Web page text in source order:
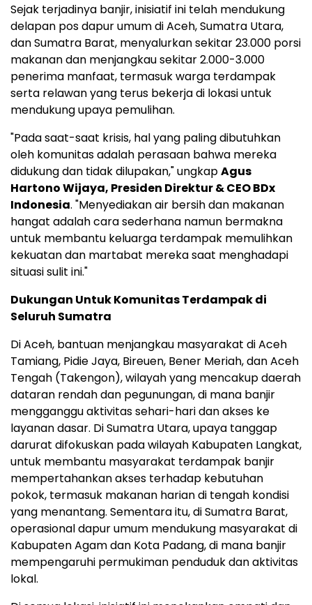
Sejak terjadinya banjir, inisiatif ini telah mendukung
delapan pos dapur umum di Aceh, Sumatra Utara,
dan Sumatra Barat, menyalurkan sekitar 23.000 porsi
makanan dan menjangkau sekitar 2.000-3.000
penerima manfaat, termasuk warga terdampak
serta relawan yang terus bekerja di lokasi untuk
mendukung upaya pemulihan.
"Pada saat-saat krisis, hal yang paling dibutuhkan
oleh komunitas adalah perasaan bahwa mereka
didukung dan tidak dilupakan," ungkapAgus
Hartono Wijaya, Presiden Direktur & CEO BDx
Indonesia. "Menyediakan air bersih dan makanan
hangat adalah cara sederhana namun bermakna
untuk membantu keluarga terdampak memulihkan
kekuatan dan martabat mereka saat menghadapi
situasi sulit ini."
Dukungan Untuk Komunitas Terdampak di
Seluruh Sumatra
Di Aceh, bantuan menjangkau masyarakat di Aceh
Tamiang, Pidie Jaya, Bireuen, Bener Meriah, dan Aceh
Tengah (Takengon), wilayah yang mencakup daerah
dataran rendah dan pegunungan, di mana banjir
mengganggu aktivitas sehari-hari dan akses ke
layanan dasar. Di Sumatra Utara, upaya tanggap
darurat difokuskan pada wilayah Kabupaten Langkat,
untuk membantu masyarakat terdampak banjir
mempertahankan akses terhadap kebutuhan
pokok, termasuk makanan harian di tengah kondisi
yang menantang. Sementara itu, di Sumatra Barat,
operasional dapur umum mendukung masyarakat di
Kabupaten Agam dan Kota Padang, di mana banjir
mempengaruhi permukiman penduduk dan aktivitas
lokal.